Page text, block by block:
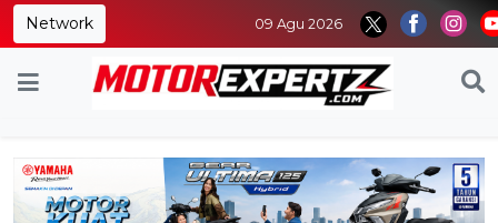
Network 09 Agu 2026